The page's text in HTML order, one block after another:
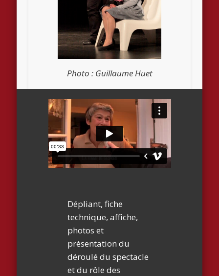
Photo : Guillaume Huet
Dépliant, fiche
technique, affiche,
photos et
présentation du
déroulé du spectacle
et du rôle des